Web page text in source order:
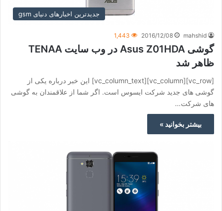
جدیدترین اخبارهای دنیای gsm
mahshid
2016/12/08
1,443
گوشی Asus Z01HDA در وب سایت TENAA
ظاهر شد
[vc_row][vc_column][vc_column_text] این خبر درباره یکی از
گوشی های جدید شرکت ایسوس است. اگر شما از علاقمندان به گوشی
های شرکت…
بیشتر بخوانید »